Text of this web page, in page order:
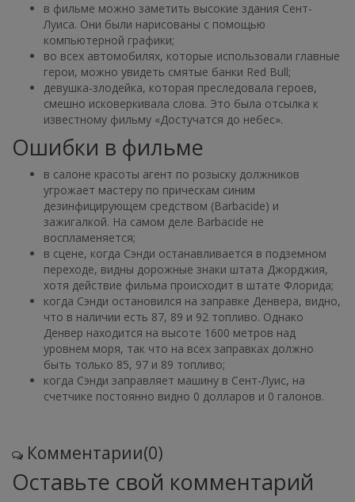
в фильме можно заметить высокие здания Сент-
Луиса. Они были нарисованы с помощью
компьютерной графики;
во всех автомобилях, которые использовали главные
герои, можно увидеть смятые банки Red Bull;
девушка-злодейка, которая преследовала героев,
смешно исковеркивала слова. Это была отсылка к
известному фильму «Достучатся до небес».
Ошибки в фильме
в салоне красоты агент по розыску должников
угрожает мастеру по прическам синим
дезинфицирующем средством (Barbacide) и
зажигалкой. На самом деле Barbacide не
воспламеняется;
в сцене, когда Сэнди останавливается в подземном
переходе, видны дорожные знаки штата Джорджия,
хотя действие фильма происходит в штате Флорида;
когда Сэнди остановился на заправке Денвера, видно,
что в наличии есть 87, 89 и 92 топливо. Однако
Денвер находится на высоте 1600 метров над
уровнем моря, так что на всех заправках должно
быть только 85, 97 и 89 топливо;
когда Сэнди заправляет машину в Сент-Луис, на
счетчике постоянно видно 0 долларов и 0 галонов.
Комментарии(0)
Оставьте свой комментарий